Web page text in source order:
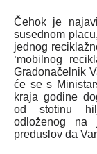
Čehok je
susednom
jednog
‘mobilnog
Gradonačelnik
će se s
kraja godine
od stotinu
odloženog
preduslov da